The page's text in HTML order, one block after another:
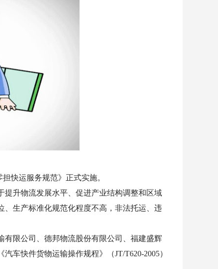
快运服务规范》正式实施。
升物流发展水平、促进产业结构调整和区域
生产标准化规范化程度不高，非法托运、违
限公司、德邦物流股份有限公司、福建盛辉
车快件货物运输操作规程》（JT/T620-2005）